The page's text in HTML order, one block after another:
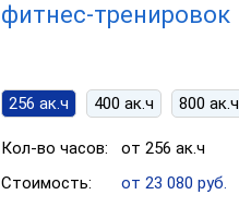
фитнес-тренировок
256 ак.ч 400 ак.ч 800 ак.ч
Кол-во часов:
от 256 ак.ч
Стоимость:
от 23 080 руб.